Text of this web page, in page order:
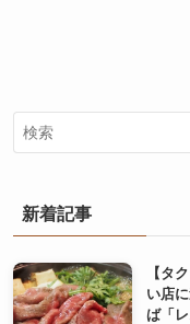
新着記事
【タ
い店
ば「